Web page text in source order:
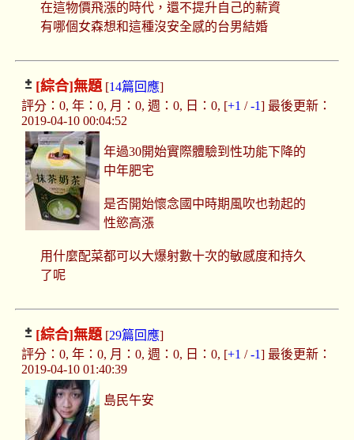
在這物價飛漲的時代，還不提升自己的薪資
有哪個女森想和這種沒安全感的台男結婚
[綜合]無題[14篇回應]
評分：0, 年：0, 月：0, 週：0, 日：0, [+1 /-1] 最後更新：
2019-04-10 00:04:52
年過30開始實際體驗到性功能下降的
中年肥宅
是否開始懷念國中時期風吹也勃起的
性慾高漲
用什麼配菜都可以大爆射數十次的敏感度和持久
了呢
[綜合]無題[29篇回應]
評分：0, 年：0, 月：0, 週：0, 日：0, [+1 /-1] 最後更新：
2019-04-10 01:40:39
島民午安